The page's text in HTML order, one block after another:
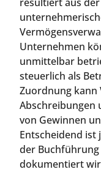
Unternehmen
unmittelbar
steuerlich als
Zuordnung kann
Abschreibungen
von Gewinnen
Entscheidend ist
der
dokumentiert